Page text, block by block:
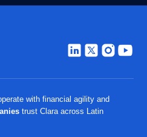
with financial agility and
trust Clara across Latin